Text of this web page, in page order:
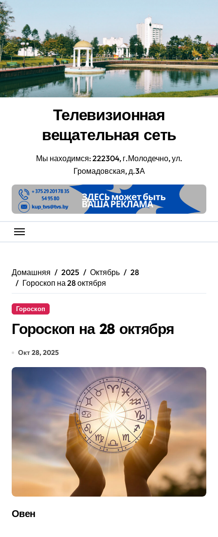
Перейти
к
содержанию
Телевизионная
вещательная сеть
Мы находимся: 222304, г.Молодечно, ул.
Громадовская, д.3А
Домашняя 2025 Октябрь
28
Гороскоп на 28 октября
Гороскоп
Гороскоп на 28 октября
Окт 28, 2025
Овен